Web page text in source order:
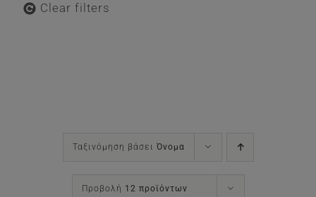
Ταξινόμηση βάσει Όνομα
Προβολή 12 προϊόντων
Clear filters